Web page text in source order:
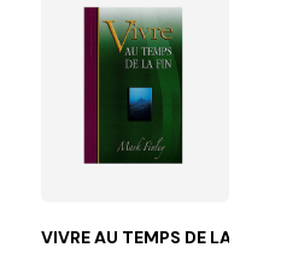
VIVRE AU TEMPS DE LA FIN